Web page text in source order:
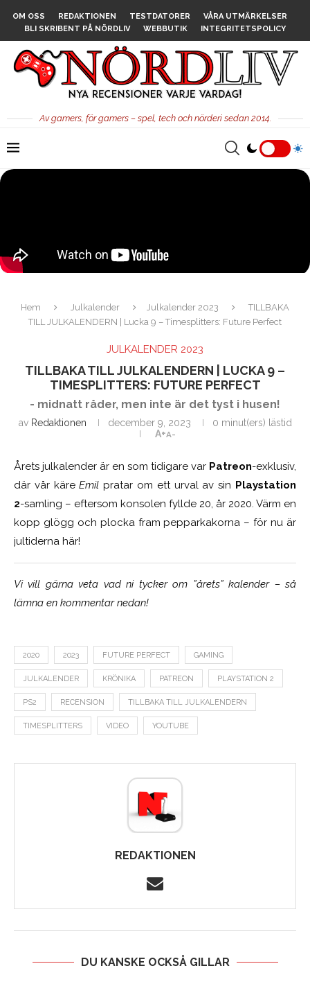
OM OSS REDAKTIONEN TESTDATORER
VÅRA UTMÄRKELSER
BLI SKRIBENT PÅ NÖRDLIV
WEBBUTIK INTEGRITETSPOLICY
Av gamers, för gamers – spel, tech och nörderi sedan 2014.
Hem Julkalender Julkalender 2023
TILLBAKA
TILL JULKALENDERN | Lucka 9 – Timesplitters: Future Perfect
JULKALENDER 2023
TILLBAKA TILL JULKALENDERN | LUCKA 9 –
TIMESPLITTERS: FUTURE PERFECT
- midnatt råder, men inte är det tyst i husen!
av Redaktionen december 9, 2023
0 minut(ers) lästid
A+A-
Årets julkalender är en som tidigare var Patreon-exklusiv,
där vår käreEmil pratar om ett urval av sin Playstation
2-samling – eftersom konsolen fyllde 20, år 2020. Värm en
kopp glögg och plocka fram pepparkakorna – för nu är
jultiderna här!
Vi vill gärna veta vad ni tycker om ”årets” kalender – så
lämna en kommentar nedan!
2020 2023 FUTURE PERFECT GAMING
JULKALENDER KRÖNIKA PATREON PLAYSTATION 2
PS2 RECENSION TILLBAKA TILL JULKALENDERN
TIMESPLITTERS VIDEO YOUTUBE
REDAKTIONEN
DU KANSKE OCKSÅ GILLAR